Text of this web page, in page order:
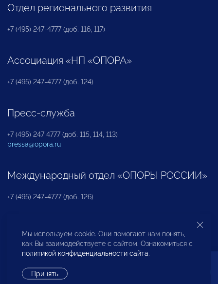
Отдел регионального развития
+7 (495) 247-4777 (доб. 116, 117)
Ассоциация «НП «ОПОРА»
+7 (495) 247-4777 (доб. 124)
Пресс-служба
+7 (495) 247 4777 (доб. 115, 114, 113)
pressa@opora.ru
Международный отдел «ОПОРЫ РОССИИ»
+7 (495) 247-4777 (доб. 126)
Бюро по защите прав предпринимателей и
инвесторов
Мы используем cookie. Они помогают нам понять,
как Вы взаимодействуете с сайтом. Ознакомиться с
политикой конфиденциальности сайта.
Принять